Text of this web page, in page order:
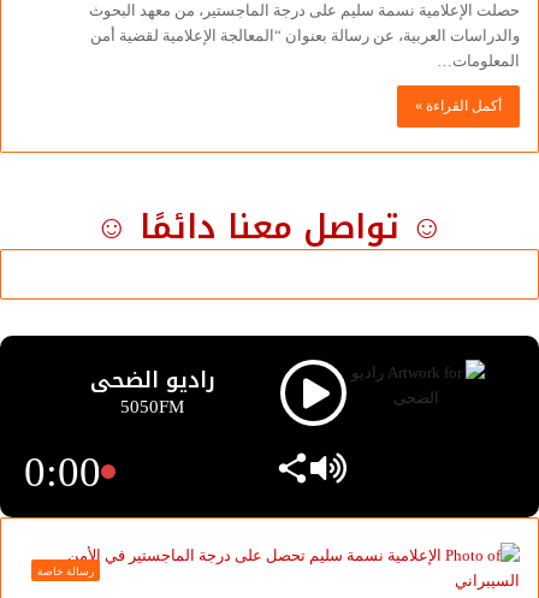
حصلت الإعلامية نسمة سليم على درجة الماجستير، من معهد البحوث
والدراسات العربية، عن رسالة بعنوان “المعالجة الإعلامية لقضية أمن
المعلومات…
أكمل القراءة »
☺ تواصل معنا دائمًا ☺
راديو الضحى
5050FM
0:00
رسالة خاصة